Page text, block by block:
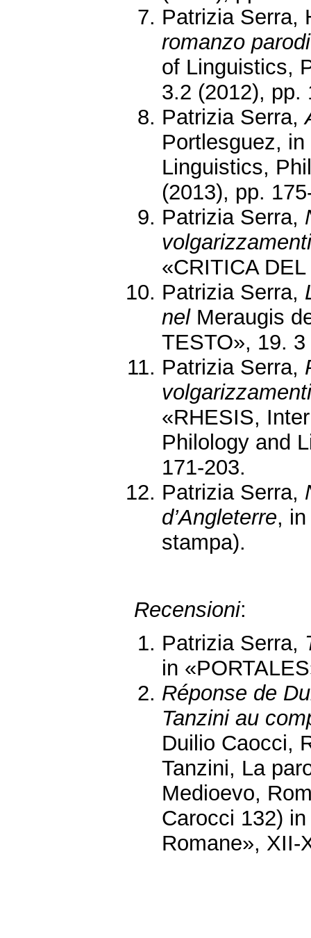
Patrizia Serra,
romanzo
of Linguistics,
3.2 (2012), pp.
Patrizia Serra,
Portlesguez,
Linguistics,
(2013), pp.
Patrizia Serra,
«CRITICA
Patrizia Serra,
nelMeraugis
TESTO», 19.
Patrizia Serra,
«RHESIS,
Philology and
171-203.
Patrizia Serra,
d’Angleterre,
stampa).
Recensioni:
Patrizia Serra,
in
Réponse de
Tanzini au
Duilio Caocci,
Tanzini, La
Medioevo,
Carocci 132)
Romane», XII-